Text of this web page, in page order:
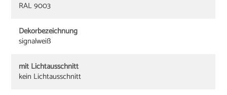
RAL 9003
Dekorbezeichnung
signalweiß
mit Lichtausschnitt
kein Lichtausschnitt